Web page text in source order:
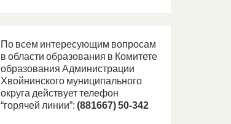
По всем интересующим вопросам
в области образования в Комитете
образования Администрации
Хвойнинского муниципального
округа действует телефон
“горячей линии”: (881667) 50-342